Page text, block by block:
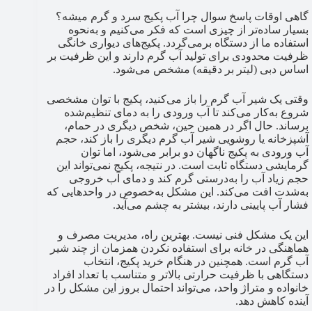
گاهی اوقات پاسخ سوال چرا آب پکیج سرد و گرم میشه؟
بسیار ساده‌تر از چیزی است که فکر می‌کنیم و به‌نحوه
استفاده ما از دستگاه برمی‌گردد. پکیج‌های دیواری خانگی
ظرفیت محدودی برای تولید آب گرم دارند و این ظرفیت بر
اساس دبی (لیتر بر دقیقه) مشخص می‌شود.
وقتی یک شیر آب گرم را باز می‌کنید، پکیج با توان مشخصی
شروع به‌کار می‌کند تا آب ورودی را به دمای تنظیم‌شده
برساند. حال اگر در همین حین، شخص دیگری در حمام،
آشپزخانه یا روشویی شیر آب گرم دیگری را باز کند، حجم
آب ورودی به پکیج ناگهان دو برابر می‌شود، اما توان
گرمایشی دستگاه ثابت است. در نتیجه، پکیج نمی‌تواند این
حجم زیاد آب را به‌درستی گرم کند و دمای آب خروجی
به‌شدت افت می‌کند. این مشکل به‌خصوص در واحدهایی که
فشار آب پایینی دارند، بیشتر به چشم می‌آید.
این یک مشکل فنی نیست. بهترین راه، مدیریت مصرف و
هماهنگی در خانه برای استفاده نکردن همزمان از چند شیر
آب گرم است. همچنین در هنگام خرید پکیج، انتخاب
دستگاهی با ظرفیت حرارتی بالاتر و متناسب با تعداد افراد
خانواده و متراژ واحد، می‌تواند احتمال بروز این مشکل را در
آینده کاهش دهد.